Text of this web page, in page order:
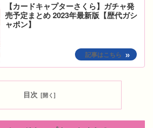
【カードキャプターさくら】ガチャ発
売予定まとめ 2023年最新版【歴代ガシ
ャポン】
目次